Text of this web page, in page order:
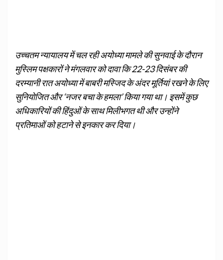
उच्चतम न्यायालय में चल रही अयोध्या मामले की सुनवाई के दौरान
मुस्लिम पक्षकारों ने मंगलवार को दावा कि 22-23 दिसंबर की
दरम्यानी रात अयोध्या में बाबरी मस्जिद के अंदर मूर्तियां रखने के लिए
सुनियोजित और ‘नजर बचा के हमला’ किया गया था। इसमें कुछ
अधिकारियों की हिंदुओं के साथ मिलीभगत थी और उन्होंने
प्रतिमाओं को हटाने से इनकार कर दिया।